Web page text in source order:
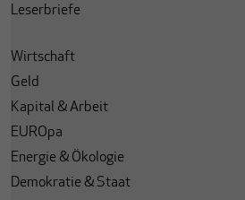
Leserbriefe
Wirtschaft
Geld
Kapital & Arbeit
EUROpa
Energie & Ökologie
Demokratie & Staat